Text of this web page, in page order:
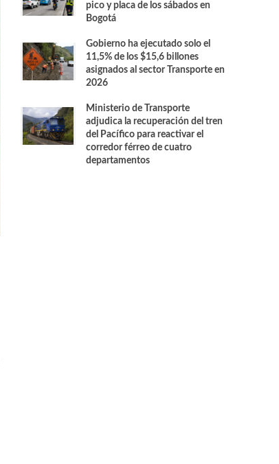
pico y placa de los sábados en
Bogotá
Gobierno ha ejecutado solo el
11,5% de los $15,6 billones
asignados al sector Transporte en
2026
Ministerio de Transporte
adjudica la recuperación del tren
del Pacífico para reactivar el
corredor férreo de cuatro
departamentos